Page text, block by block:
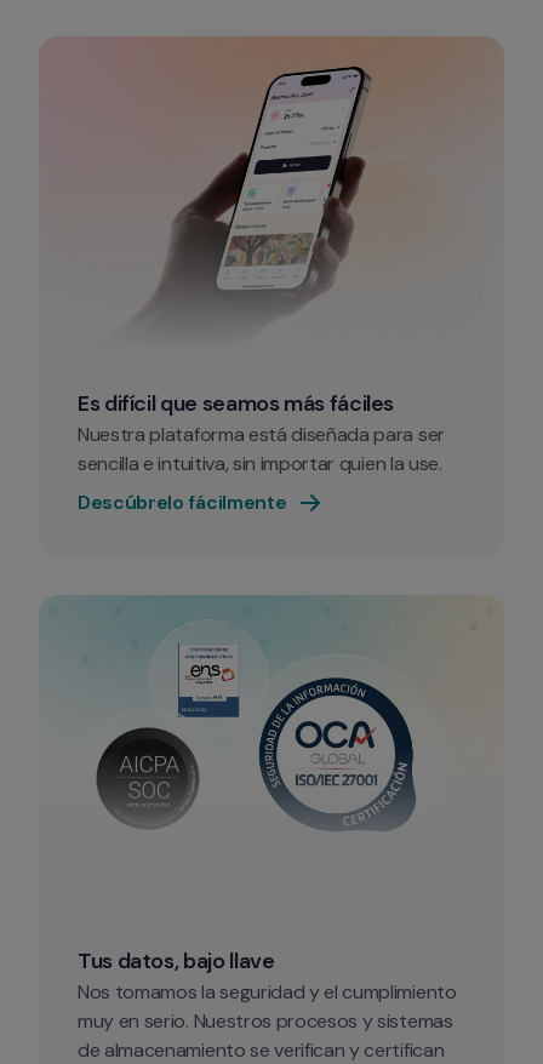
Es difícil que seamos más fáciles
Nuestra plataforma está diseñada para ser
sencilla e intuitiva, sin importar quien la use.
Descúbrelo fácilmente
Tus datos, bajo llave
Nos tomamos la seguridad y el cumplimiento
muy en serio. Nuestros procesos y sistemas
de almacenamiento se verifican y certifican